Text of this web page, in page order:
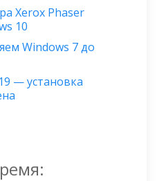
Xerox Phaser
10
Windows 7 до
— установка